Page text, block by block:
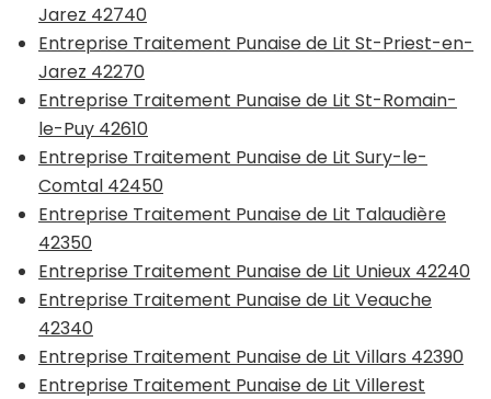
Jarez 42740
Entreprise Traitement Punaise de Lit St-Priest-en-
Jarez 42270
Entreprise Traitement Punaise de Lit St-Romain-
le-Puy 42610
Entreprise Traitement Punaise de Lit Sury-le-
Comtal 42450
Entreprise Traitement Punaise de Lit Talaudière
42350
Entreprise Traitement Punaise de Lit Unieux 42240
Entreprise Traitement Punaise de Lit Veauche
42340
Entreprise Traitement Punaise de Lit Villars 42390
Entreprise Traitement Punaise de Lit Villerest